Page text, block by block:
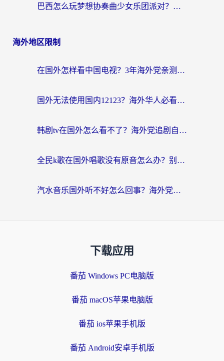
巴西怎么玩梦想协奏曲少女乐团派对？海外党必看的国服游戏加速全攻略（附波兰天涯明月刀实用技巧）
海外地区限制
在国外怎样看中国电视？3年海外党亲测有效的追剧加速器指南
国外无法使用国内12123？海外华人必看：选对回国加速器，解决迪拜语音+12123访问难题
韩剧tv在国外怎么看不了？海外党追剧自由的终极解决方案来了
全民k歌在国外唱歌没有原音怎么办？别让地域限制毁了你的麦霸时刻
汽水音乐国外听不好怎么回事？海外党亲测有效的回国加速方案来了
下载应用
番茄 Windows PC电脑版
番茄 macOS苹果电脑版
番茄 ios苹果手机版
番茄 Android安卓手机版